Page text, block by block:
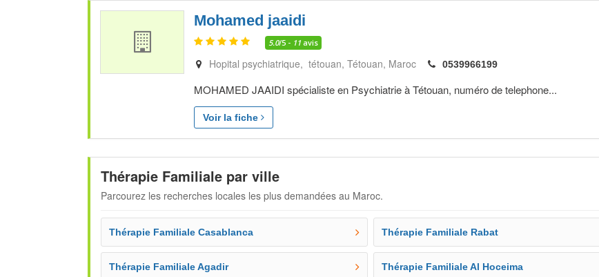
Mohamed jaaidi
5.0/5 - 11 avis
Hopital psychiatrique, tétouan Tétouan Maroc 0539966199
MOHAMED JAAIDI spécialiste en Psychiatrie à Tétouan, numéro de telephone...
Voir la fiche
Thérapie Familiale par ville
Parcourez les recherches locales les plus demandées au Maroc.
Thérapie Familiale Casablanca Thérapie Familiale Rabat
Thérapie Familiale Agadir Thérapie Familiale Al Hoceima